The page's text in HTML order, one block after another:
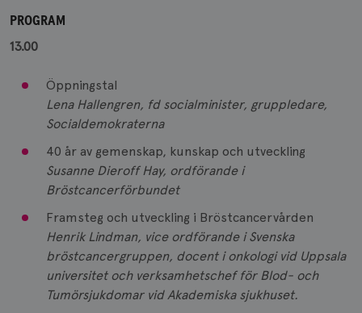
PROGRAM
13.00
Öppningstal
Lena Hallengren, fd socialminister, gruppledare,
Socialdemokraterna
40 år av gemenskap, kunskap och utveckling
Susanne Dieroff Hay, ordförande i
Bröstcancerförbundet
Framsteg och utveckling i Bröstcancervården
Henrik Lindman, vice ordförande i Svenska
bröstcancergruppen, docent i onkologi vid Uppsala
universitet och verksamhetschef för Blod- och
Tumörsjukdomar vid Akademiska sjukhuset.